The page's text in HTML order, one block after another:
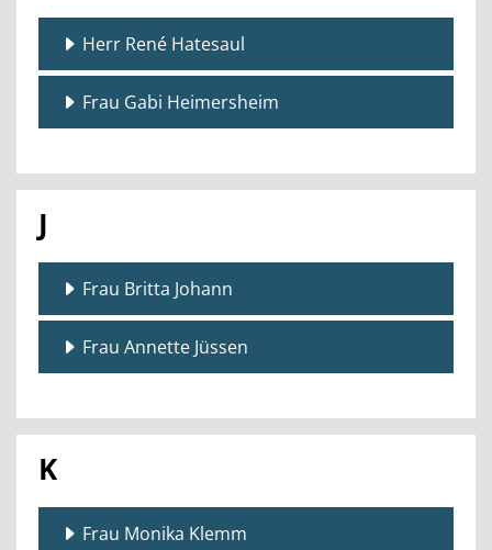
Herr René Hatesaul
Frau Gabi Heimersheim
J
Frau Britta Johann
Frau Annette Jüssen
K
Frau Monika Klemm